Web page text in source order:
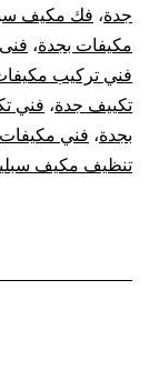
جدة، فك مكيف
مكيفات بجدة،
فني تركيب
تكييف جدة، فني
بجدة، فني مكيفات
تنظيف مكيف